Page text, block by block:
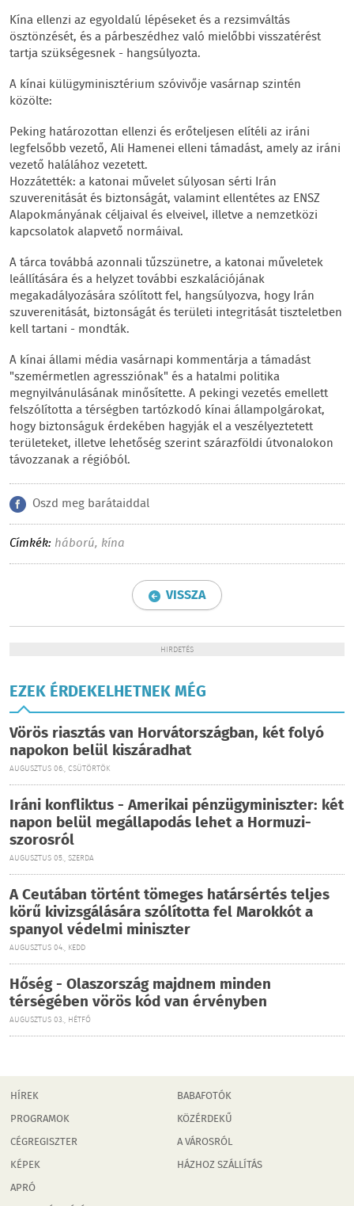
Kína ellenzi az egyoldalú lépéseket és a rezsimváltás
ösztönzését, és a párbeszédhez való mielőbbi visszatérést
tartja szükségesnek - hangsúlyozta.
A kínai külügyminisztérium szóvivője vasárnap szintén
közölte:
Peking határozottan ellenzi és erőteljesen elítéli az iráni
legfelsőbb vezető, Ali Hamenei elleni támadást, amely az iráni
vezető halálához vezetett.
Hozzátették: a katonai művelet súlyosan sérti Irán
szuverenitását és biztonságát, valamint ellentétes az ENSZ
Alapokmányának céljaival és elveivel, illetve a nemzetközi
kapcsolatok alapvető normáival.
A tárca továbbá azonnali tűzszünetre, a katonai műveletek
leállítására és a helyzet további eszkalációjának
megakadályozására szólított fel, hangsúlyozva, hogy Irán
szuverenitását, biztonságát és területi integritását tiszteletben
kell tartani - mondták.
A kínai állami média vasárnapi kommentárja a támadást
"szemérmetlen agressziónak" és a hatalmi politika
megnyilvánulásának minősítette. A pekingi vezetés emellett
felszólította a térségben tartózkodó kínai állampolgárokat,
hogy biztonságuk érdekében hagyják el a veszélyeztetett
területeket, illetve lehetőség szerint szárazföldi útvonalokon
távozzanak a régióból.
Oszd meg barátaiddal
Címkék: háború, kína
VISSZA
HIRDETÉS
EZEK ÉRDEKELHETNEK MÉG
Vörös riasztás van Horvátországban, két folyó
napokon belül kiszáradhat
AUGUSZTUS 06., CSÜTÖRTÖK
Iráni konfliktus - Amerikai pénzügyminiszter: két
napon belül megállapodás lehet a Hormuzi-
szorosról
AUGUSZTUS 05., SZERDA
A Ceutában történt tömeges határsértés teljes
körű kivizsgálására szólította fel Marokkót a
spanyol védelmi miniszter
AUGUSZTUS 04., KEDD
Hőség - Olaszország majdnem minden
térségében vörös kód van érvényben
AUGUSZTUS 03., HÉTFŐ
HÍREK
PROGRAMOK
CÉGREGISZTER
KÉPEK
APRÓ
BABAFOTÓK
KÖZÉRDEKŰ
A VÁROSRÓL
HÁZHOZ SZÁLLÍTÁS